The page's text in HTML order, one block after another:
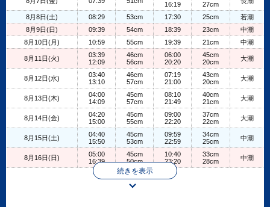
16:19
27cm
8月8日(土) 08:29 53cm 17:30 25cm
若潮
8月9日(日)
09:39 54cm 18:39 23cm
中潮
8月10日(月)
10:59 55cm 19:39 21cm 中潮
8月11日(火)
03:39
12:09
46cm
56cm
06:00
20:20
45cm
20cm
大潮
8月12日(水)
03:40
13:10
46cm
57cm
07:19
21:00
43cm
20cm
大潮
8月13日(木)
04:00
14:09
45cm
57cm
08:10
21:49
40cm
21cm
大潮
8月14日(金)
04:20
15:00
45cm
55cm
09:00
22:20
37cm
22cm
大潮
8月15日(土)
04:40
15:50
45cm
53cm
09:59
22:59
34cm
25cm
中潮
8月16日(日)
05:00
16:39
45cm
50cm
10:40
23:20
33cm
28cm
中潮
続きを表示